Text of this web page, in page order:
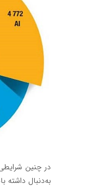
در چنین
به‌دنبال داشته